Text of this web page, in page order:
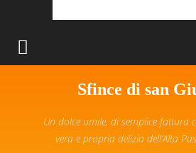
Sfince di san
Un dolce umile, di semplice fattura
vera e propria delizia dell’Alta